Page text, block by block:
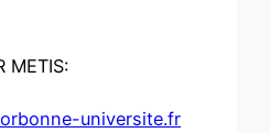
METIS:
universite.fr